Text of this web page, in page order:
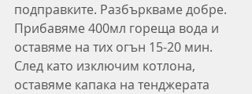
подправките. Разбъркваме добре.
Прибавяме 400мл гореща вода и
оставяме на тих огън 15-20 мин.
След като изключим котлона,
оставяме капака на тенджерата